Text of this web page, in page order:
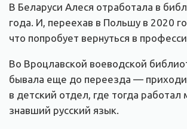
В Беларуси Алеся отработала в
года. И, переехав в Польшу в 2020
что попробует вернуться в
Во Вроцлавской воеводской
бывала еще до переезда —
в детский отдел, где тогда работал
знавший русский язык.